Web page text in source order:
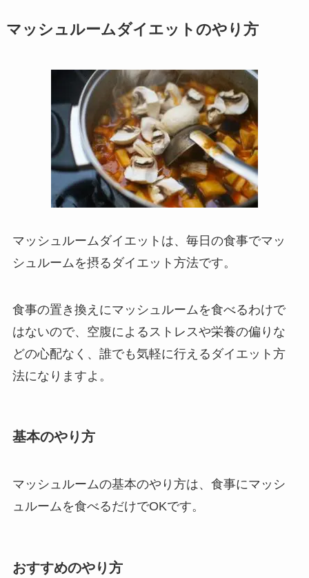
マッシュルームダイエットのやり方
マッシュルームダイエットは、毎日の食事でマッ
シュルームを摂るダイエット方法です。
食事の置き換えにマッシュルームを食べるわけで
はないので、空腹によるストレスや栄養の偏りな
どの心配なく、誰でも気軽に行えるダイエット方
法になりますよ。
基本のやり方
マッシュルームの基本のやり方は、食事にマッシ
ュルームを食べるだけでOKです。
おすすめのやり方